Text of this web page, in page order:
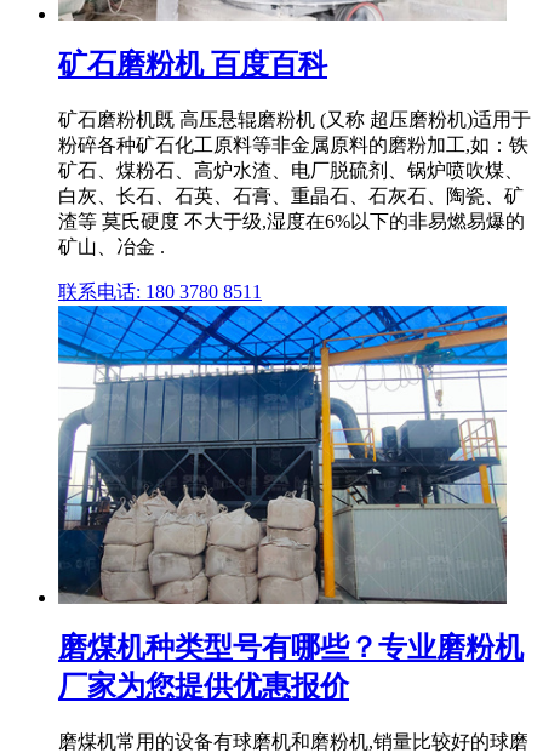
矿石磨粉机 百度百科
矿石磨粉机既 高压悬辊磨粉机 (又称 超压磨粉机)适用于
粉碎各种矿石化工原料等非金属原料的磨粉加工,如：铁
矿石、煤粉石、高炉水渣、电厂脱硫剂、锅炉喷吹煤、
白灰、长石、石英、石膏、重晶石、石灰石、陶瓷、矿
渣等 莫氏硬度 不大于级,湿度在6%以下的非易燃易爆的
矿山、冶金 .
联系电话: 180 3780 8511
磨煤机种类型号有哪些？专业磨粉机
厂家为您提供优惠报价
磨煤机常用的设备有球磨机和磨粉机,销量比较好的球磨